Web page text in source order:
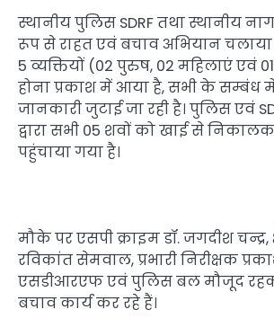
स्थानीय पुलिस SDRF तथा स्थानीय
रूप से राहत एवं बचाव अभियान चलाया
5 व्यक्तियों (02 पुरुष, 02 महिलाएं एवं
होना प्रकाश में आया है, सभी के
जानकारी जुटाई जा रही है। पुलिस एवं
द्वारा सभी 05 शवों को खाई से
पहुंचाया गया है।
मौके पर एसपी क्राइम डॉ. जगदीश चन्द्र,
रविकांत सेमवाल, प्रभारी निरीक्षक
एसडीआरएफ एवं पुलिस बल मौजूद
बचाव कार्य कर रहे हैं।